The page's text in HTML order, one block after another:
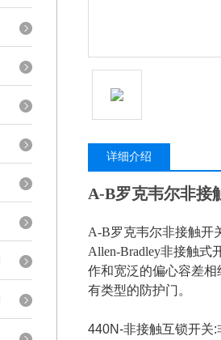
详细介绍
A-B罗克韦尔非接
A-B罗克韦尔非接触开
Allen-Bradley非接触
作和宽泛的偏心容差
有类型的防护门。
440N-非接触互锁开关